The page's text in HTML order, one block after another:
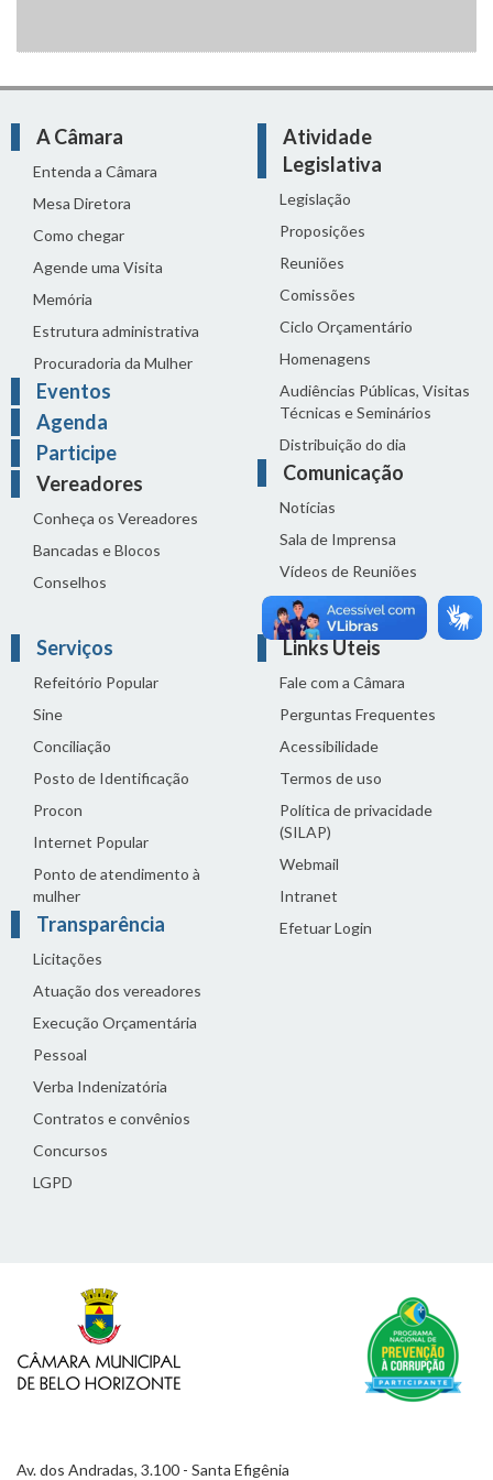
A Câmara
Entenda a Câmara
Mesa Diretora
Como chegar
Agende uma Visita
Memória
Estrutura administrativa
Procuradoria da Mulher
Eventos
Agenda
Participe
Vereadores
Conheça os Vereadores
Bancadas e Blocos
Conselhos
Atividade
Legislativa
Legislação
Proposições
Reuniões
Comissões
Ciclo Orçamentário
Homenagens
Audiências Públicas, Visitas
Técnicas e Seminários
Distribuição do dia
Comunicação
Notícias
Sala de Imprensa
Vídeos de Reuniões
Solenidades
Serviços
Refeitório Popular
Sine
Conciliação
Posto de Identificação
Procon
Internet Popular
Ponto de atendimento à
mulher
Transparência
Licitações
Atuação dos vereadores
Execução Orçamentária
Pessoal
Verba Indenizatória
Contratos e convênios
Concursos
LGPD
Links Úteis
Fale com a Câmara
Perguntas Frequentes
Acessibilidade
Termos de uso
Política de privacidade
(SILAP)
Webmail
Intranet
Efetuar Login
Av. dos Andradas, 3.100 - Santa Efigênia